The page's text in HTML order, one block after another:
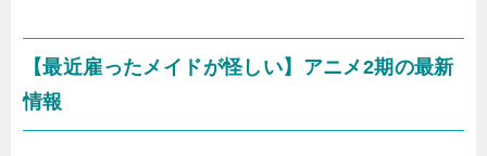
【最近雇ったメイドが怪しい】アニメ2期の最新
情報